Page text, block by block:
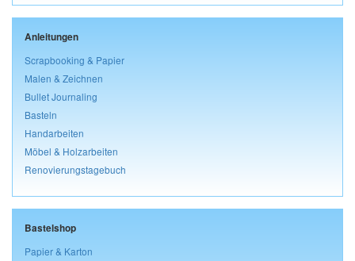
Anleitungen
Scrapbooking & Papier
Malen & Zeichnen
Bullet Journaling
Basteln
Handarbeiten
Möbel & Holzarbeiten
Renovierungstagebuch
Bastelshop
Papier & Karton